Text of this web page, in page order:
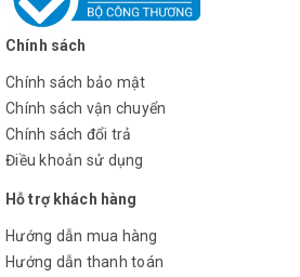
Chính sách
Chính sách bảo mật
Chính sách vận chuyển
Chính sách đổi trả
Điều khoản sử dụng
Hỗ trợ khách hàng
Hướng dẫn mua hàng
Hướng dẫn thanh toán